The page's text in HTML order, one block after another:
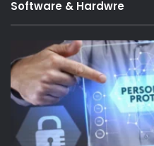
Software & Hardwre